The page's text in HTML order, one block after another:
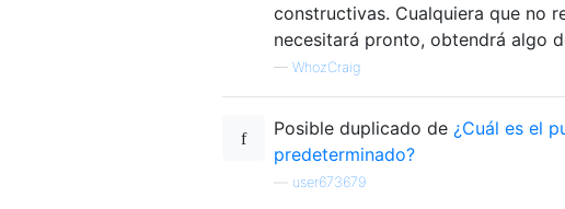
constructivas. Cualquiera que no
necesitará pronto, obtendrá algo
— WhozCraig
Posible duplicado de ¿Cuál es el
predeterminado?
user673679